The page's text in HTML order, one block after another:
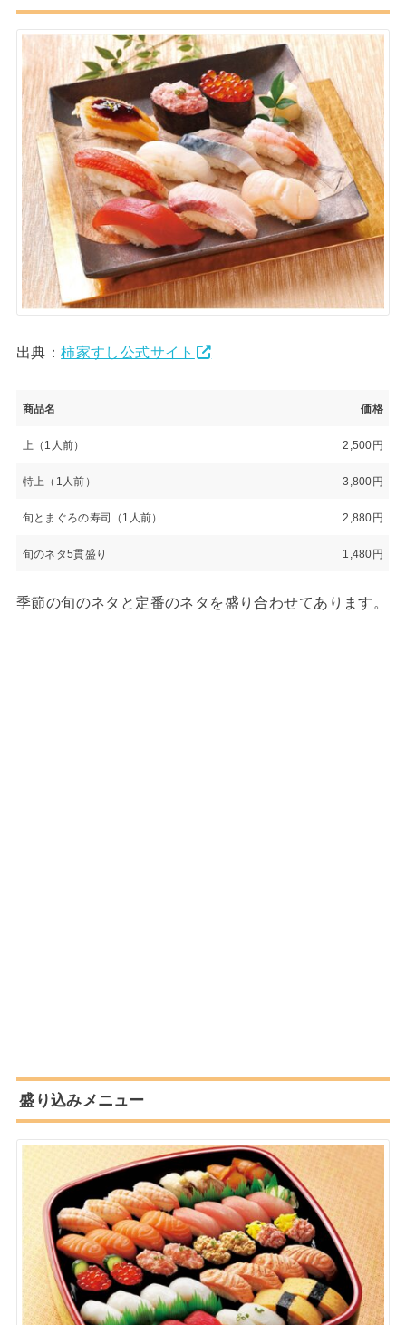
出典：柿家すし公式サイト
商品名 価格
上（1人前） 2,500円
特上（1人前） 3,800円
旬とまぐろの寿司（1人前） 2,880円
旬のネタ5貫盛り 1,480円
季節の旬のネタと定番のネタを盛り合わせてあります。
盛り込みメニュー